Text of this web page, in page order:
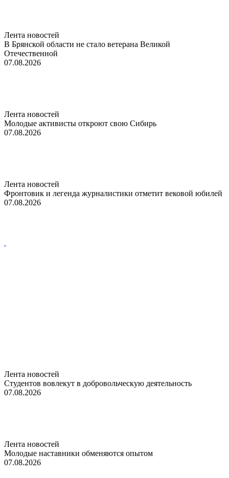
Лента новостей
В Брянской области не стало ветерана Великой
Отечественной
07.08.2026
Лента новостей
Молодые активисты откроют свою Сибирь
07.08.2026
Лента новостей
Фронтовик и легенда журналистики отметит вековой юбилей
07.08.2026
Лента новостей
Студентов вовлекут в добровольческую деятельность
07.08.2026
Лента новостей
Молодые наставники обменяются опытом
07.08.2026